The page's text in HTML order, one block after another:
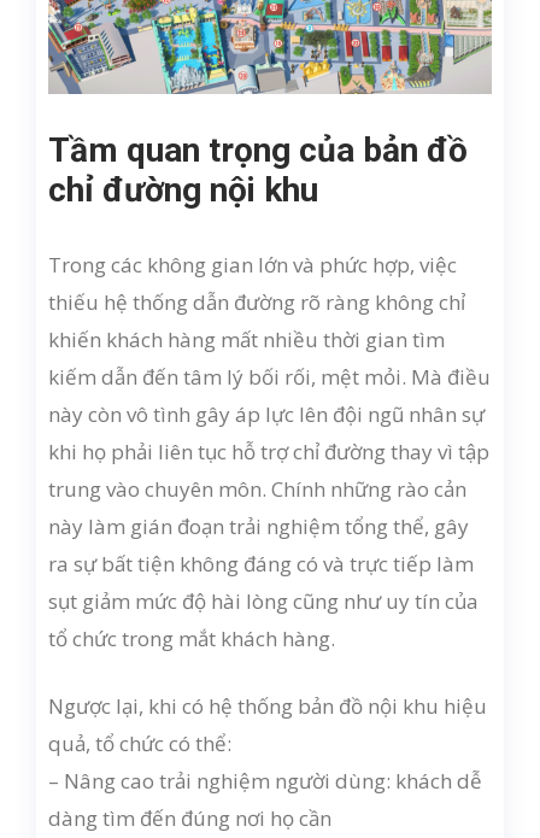
Tầm quan trọng của bản đồ
chỉ đường nội khu
Trong các không gian lớn và phức hợp, việc
thiếu hệ thống dẫn đường rõ ràng không chỉ
khiến khách hàng mất nhiều thời gian tìm
kiếm dẫn đến tâm lý bối rối, mệt mỏi. Mà điều
này còn vô tình gây áp lực lên đội ngũ nhân sự
khi họ phải liên tục hỗ trợ chỉ đường thay vì tập
trung vào chuyên môn. Chính những rào cản
này làm gián đoạn trải nghiệm tổng thể, gây
ra sự bất tiện không đáng có và trực tiếp làm
sụt giảm mức độ hài lòng cũng như uy tín của
tổ chức trong mắt khách hàng.
Ngược lại, khi có hệ thống bản đồ nội khu hiệu
quả, tổ chức có thể:
– Nâng cao trải nghiệm người dùng: khách dễ
dàng tìm đến đúng nơi họ cần